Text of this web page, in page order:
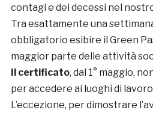
contagi e dei decessi nel
Tra esattamente una
obbligatorio esibire il Green
maggior parte delle attività
Il certificato, dal 1° maggio,
per accedere ai luoghi di
L’eccezione, per dimostrare